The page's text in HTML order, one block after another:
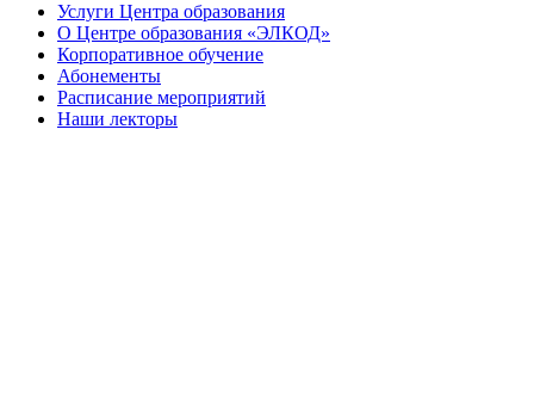
Услуги Центра образования
О Центре образования «ЭЛКОД»
Корпоративное обучение
Абонементы
Расписание мероприятий
Наши лекторы